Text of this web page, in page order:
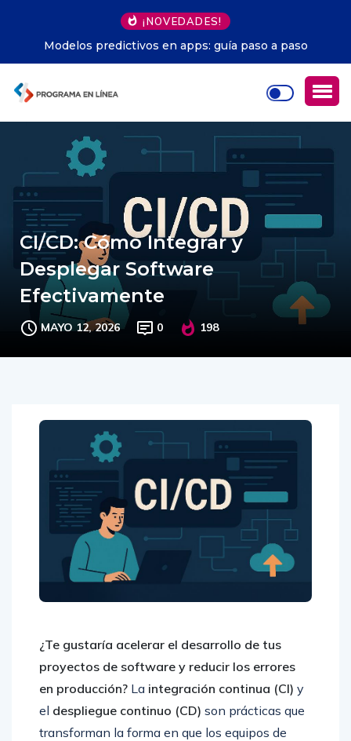
¡NOVEDADES!
Modelos predictivos en apps: guía paso a paso
CI/CD: Cómo Integrar y
Desplegar Software
Efectivamente
MAYO 12, 2026 0 198
¿Te gustaría acelerar el desarrollo de tus
proyectos de software y reducir los errores
en producción? La integración continua (CI) y
el despliegue continuo (CD) son prácticas que
transforman la forma en que los equipos de